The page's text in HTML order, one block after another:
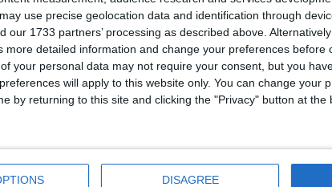
use precise geolocation data and identification through
our 1733 partners’ processing as described above.
more detailed information and change your preferences before
your personal data may not require your consent, but you
will apply to this website only. You can change your
by returning to this site and clicking the "Privacy" button at the
DISAGREE
solo deve ridurre al
dello stesso ma
retention scrupolosa